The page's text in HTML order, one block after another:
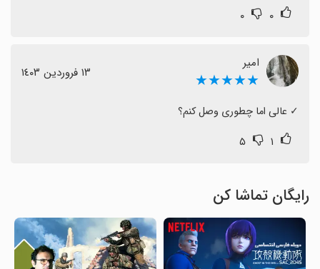
۰ ۰
امیر
★★★★★ ١٣ فروردین ١٤٠٣
‏✓ عالی اما چطوری وصل کنم؟
۱ ۵
رایگان تماشا کن